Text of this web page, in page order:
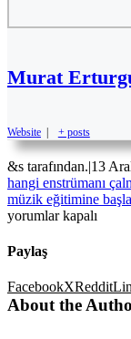
Murat
Website | + posts
&s tarafından.|13
hangi enstrümanı
müzik eğitimine
yorumlar kapalı
Paylaş
FacebookXReddit
About the